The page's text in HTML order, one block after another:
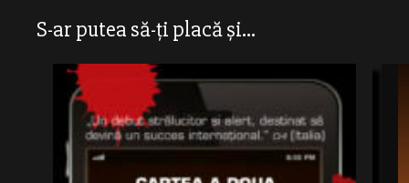
S-ar putea să-ți placă și...